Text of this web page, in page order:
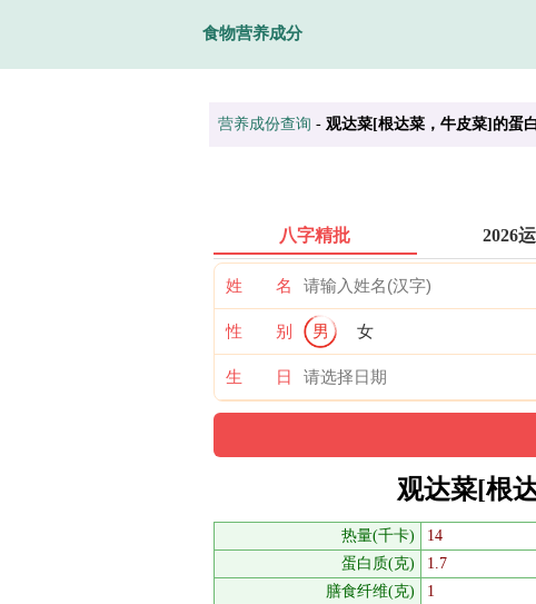
食物营养成分
营养成份查询 - 观达菜[根达菜，牛皮菜]的蛋
八字精批 2026
姓 名
性 别 男 女
生 日
观达菜[根
热量(千卡) 14
蛋白质(克)
1.7
膳食纤维(克)
1